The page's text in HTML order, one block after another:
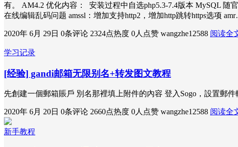
有。 AM4.2 优化内容： 安装过程中自选php5.3-7.4版本 MySQL 随
在线编辑乱码问题 amssl：增加支持http2，增加http跳转https选项
2020年 6月 29日 0条评论 2324点热度 0人点赞 wangzhe12588 阅读全
学习记录
[经验] gandi邮箱无限别名+转发图文教程
先創建一個郵箱賬戶 別名那裡填上附件的內容 登入Sogo，設置郵
2020年 6月 20日 0条评论 2660点热度 0人点赞 wangzhe12588 阅读全
新手教程